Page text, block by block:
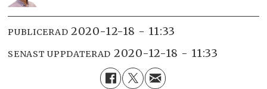
PUBLICERAD 2020-12-18 - 11:33
SENAST UPPDATERAD 2020-12-18 - 11:33